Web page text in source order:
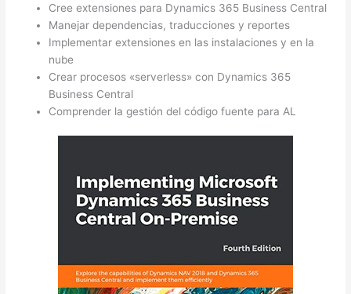
Cree extensiones para Dynamics 365 Business Central
Manejar dependencias, traducciones y reportes
Implementar extensiones en las instalaciones y en la
nube
Crear procesos «serverless» con Dynamics 365
Business Central
Comprender la gestión del código fuente para AL